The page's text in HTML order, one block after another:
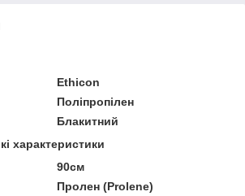
Ethicon
Поліпропілен
Блакитний
характеристики
90см
Пролен (Prolene)